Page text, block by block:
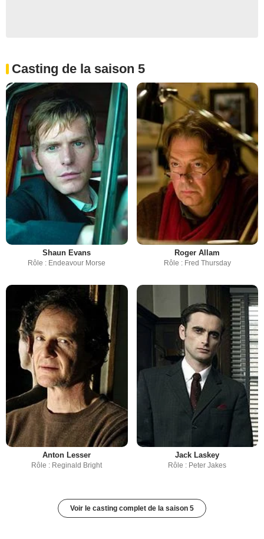
Casting de la saison 5
Shaun Evans
Rôle : Endeavour Morse
Roger Allam
Rôle : Fred Thursday
Anton Lesser
Rôle : Reginald Bright
Jack Laskey
Rôle : Peter Jakes
Voir le casting complet de la saison 5